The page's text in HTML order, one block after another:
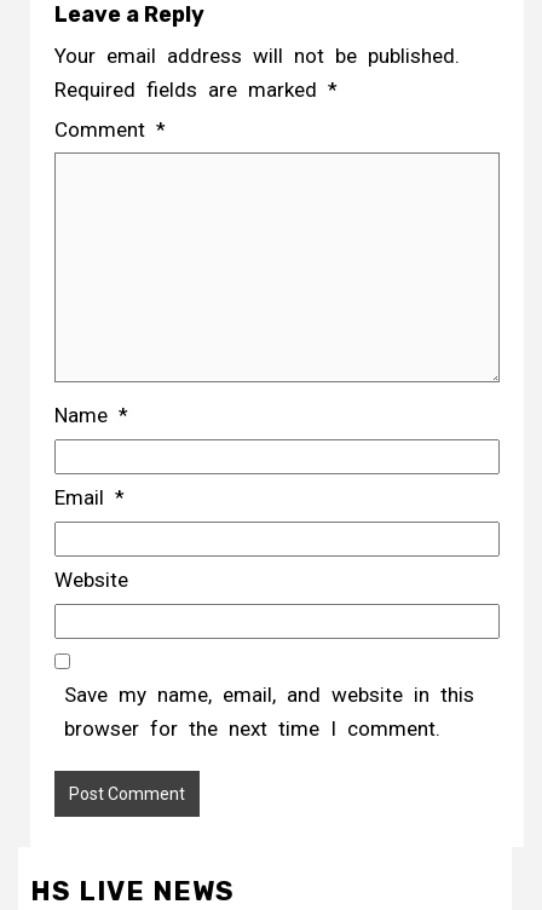
Leave a Reply
Your email address will not be published.
Required fields are marked *
Comment *
Name *
Email *
Website
Save my name, email, and website in this
browser for the next time I comment.
HS LIVE NEWS